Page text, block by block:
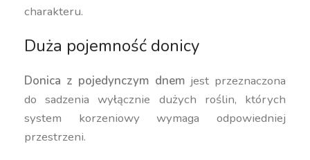
charakteru.
Duża pojemność donicy
Donica z pojedynczym dnemjest przeznaczona
do sadzenia wyłącznie dużych roślin, których
system korzeniowy wymaga odpowiedniej
przestrzeni.